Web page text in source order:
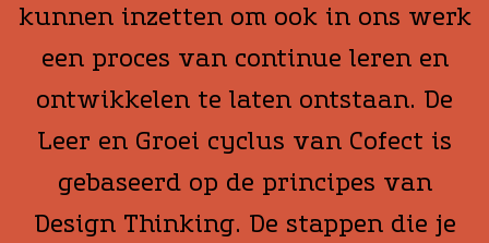
kunnen inzetten om ook in ons werk
een proces van continue leren en
ontwikkelen te laten ontstaan. De
Leer en Groei cyclus van Cofect is
gebaseerd op de principes van
Design Thinking. De stappen die je